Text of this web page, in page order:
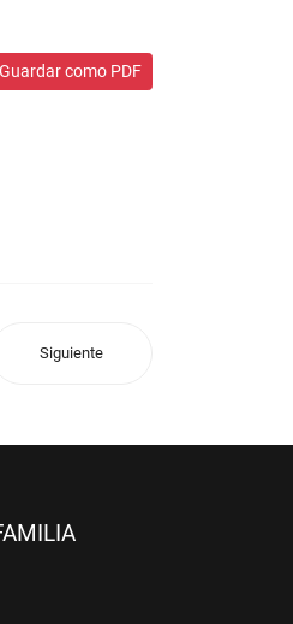
como PDF
Siguiente